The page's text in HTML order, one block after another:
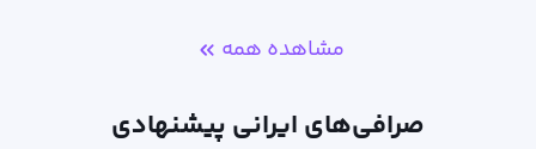
مشاهده همه
صرافی‌های ایرانی پیشنهادی